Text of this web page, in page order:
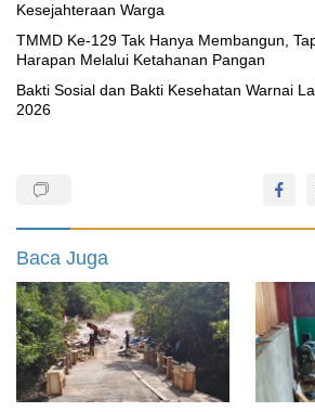
Kesejahteraan Warga
TMMD Ke-129 Tak Hanya Membangun,
Harapan Melalui Ketahanan Pangan
Bakti Sosial dan Bakti Kesehatan Warnai
2026
Baca Juga